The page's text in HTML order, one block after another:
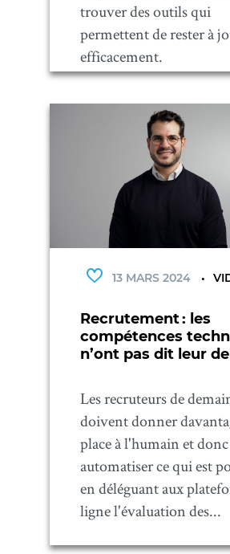
trouver des outils qui
permettent de rester à
efficacement.
13 MARS 2024
Recrutement : les
compétences
n’ont pas dit leur
Les recruteurs de
doivent donner
place à l'humain et donc
automatiser ce qui est
en déléguant aux
ligne l'évaluation des...